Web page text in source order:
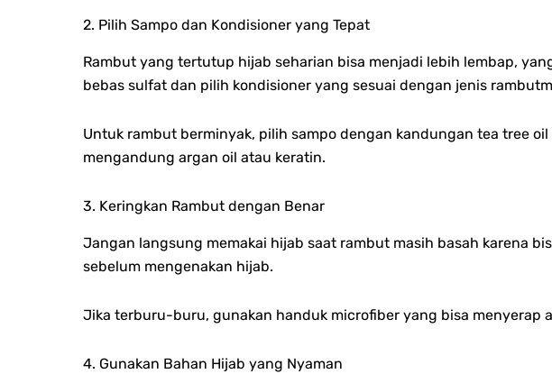
2. Pilih Sampo dan Kondisioner yang Tepat
Rambut yang tertutup hijab seharian bisa menjadi lebih lembap,
bebas sulfat dan pilih kondisioner yang sesuai dengan jenis
Untuk rambut berminyak, pilih sampo dengan kandungan tea tree
mengandung argan oil atau keratin.
3. Keringkan Rambut dengan Benar
Jangan langsung memakai hijab saat rambut masih basah karena
sebelum mengenakan hijab.
Jika terburu-buru, gunakan handuk microfiber yang bisa menyerap
4. Gunakan Bahan Hijab yang Nyaman